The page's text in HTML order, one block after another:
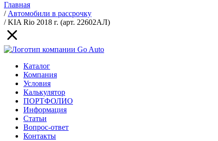
Главная
/Автомобили в рассрочку
/KIA Rio 2018 г. (арт. 22602АЛ)
Каталог
Компания
Условия
Калькулятор
ПОРТФОЛИО
Информация
Статьи
Вопрос-ответ
Контакты